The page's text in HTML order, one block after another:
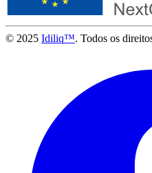
© 2025 Idiliq™. Todos os